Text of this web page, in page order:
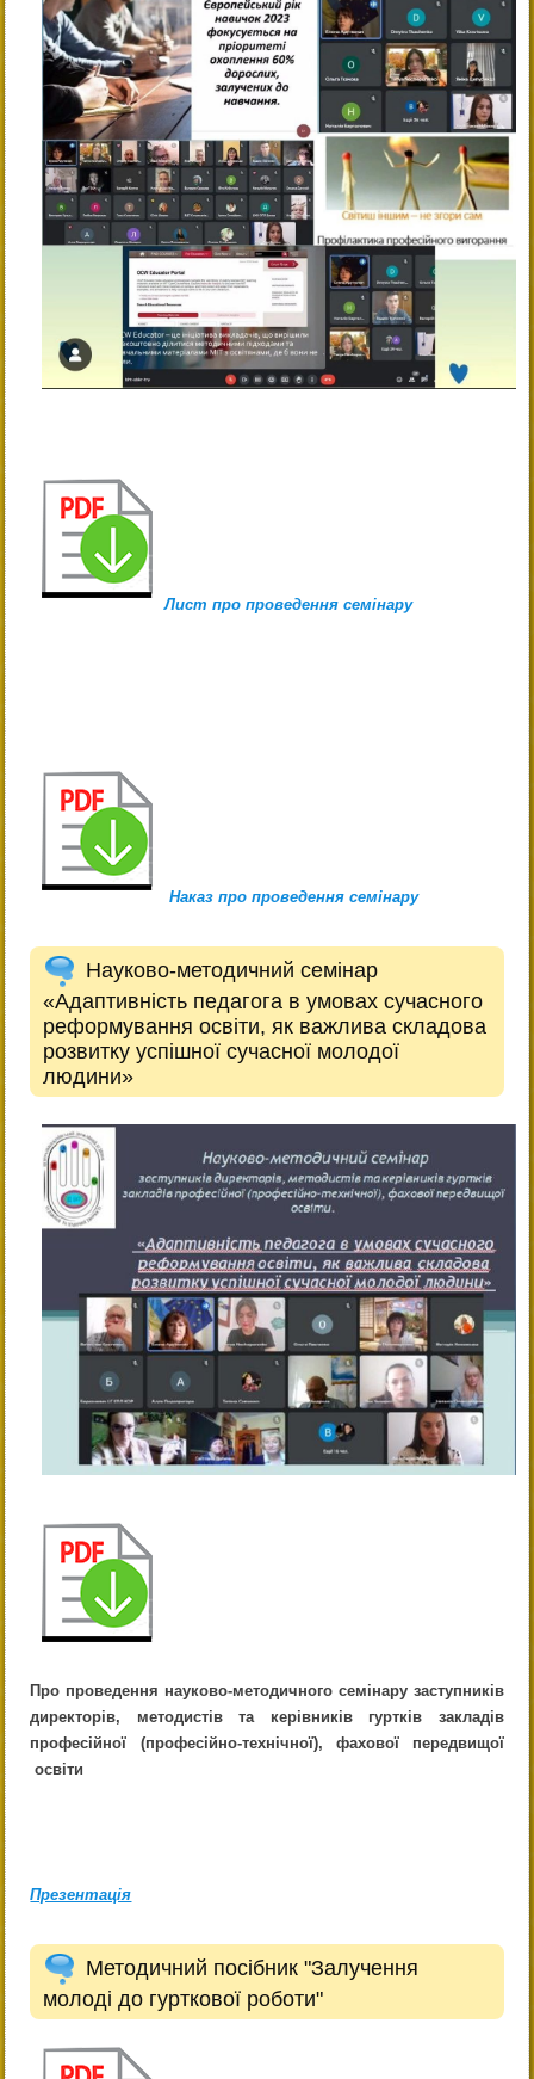
Лист про проведення семінару
Наказ про проведення семінару
Науково-методичний семінар
«Адаптивність педагога в умовах сучасного
реформування освіти, як важлива складова
розвитку успішної сучасної молодої
людини»
Про проведення науково-методичного семінару заступників
директорів, методистів та керівників гуртків закладів
професійної (професійно-технічної), фахової передвищої
освіти
Презентація
Методичний посібник "Залучення
молоді до гурткової роботи"